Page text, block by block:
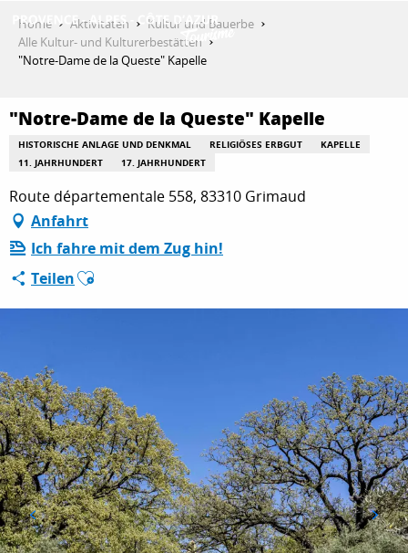
contenu
AKTIVITÄTEN
AUFENTHALT
ESPACE PRO
Home Aktivitäten
Kultur und Bauerbe
Alle Kultur- und Kulturerbestätten
"Notre-Dame de la Queste" Kapelle
"Notre-Dame de la Queste" Kapelle
HISTORISCHE ANLAGE UND DENKMAL RELIGIÖSES ERBGUT
KAPELLE
11. JAHRHUNDERT
17. JAHRHUNDERT
Route départementale 558, 83310 Grimaud
Anfahrt
Ich fahre mit dem Zug hin!
TeilenAjouter aux favoris